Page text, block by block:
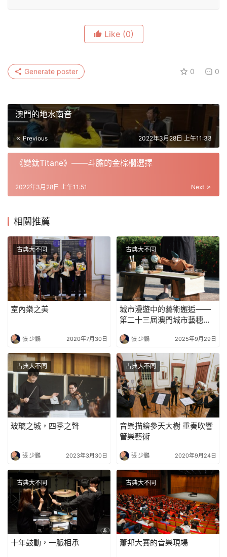
Like (0)
0 0
Generate poster
澳門的地水南音
Previous 2022年3月28日 上午11:33
《變鈦Titane》——斗膽的金棕櫚選擇
Next
2022年3月28日 上午11:51
相關推薦
古典大不同
室內樂之美
張 少鵬 2020年7月30日
古典大不同
城市漫遊中的藝術邂逅——
第二十三屆澳門城市藝穗節
張 少鵬 2025年9月29日
古典大不同
玻璃之城，四季之聲
張 少鵬 2023年3月30日
古典大不同
音樂描繪參天大樹 重奏吹響
管樂藝術
張 少鵬 2020年9月24日
古典大不同
十年鼓動，一脈相承
古典大不同
蕭邦大賽的音樂現場